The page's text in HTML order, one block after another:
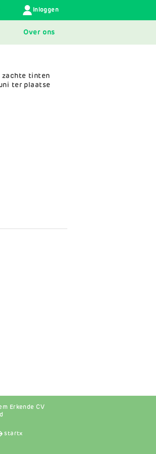
GEBRUIKERSMENU
Inloggen
Over ons
zachte tinten
ter plaatse
Erkende CV
startx